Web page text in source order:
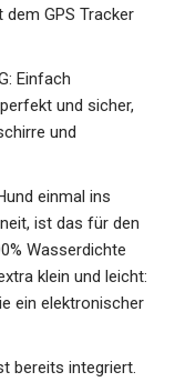
GPS Tracker
Einfach
und sicher,
und
einmal ins
ist das für den
Wasserdichte
klein und leicht:
ein elektronischer
bereits integriert.